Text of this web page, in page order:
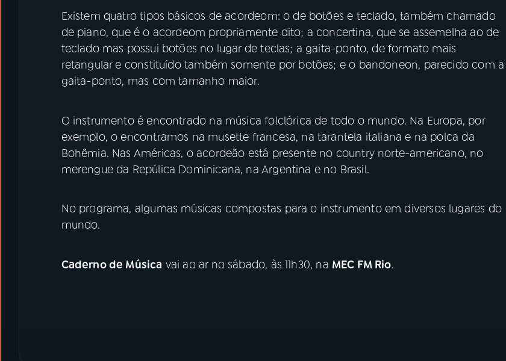
Existem quatro tipos básicos de acordeom: o de botões e teclado, também chamado
de piano, que é o acordeom propriamente dito; a concertina, que se assemelha ao de
teclado mas possui botões no lugar de teclas; a gaita-ponto, de formato mais
retangular e constituído também somente por botões; e o bandoneon, parecido com a
gaita-ponto, mas com tamanho maior.
O instrumento é encontrado na música folclórica de todo o mundo. Na Europa, por
exemplo, o encontramos na musette francesa, na tarantela italiana e na polca da
Bohêmia. Nas Américas, o acordeão está presente no country norte-americano, no
merengue da Repúlica Dominicana, na Argentina e no Brasil.
No programa, algumas músicas compostas para o instrumento em diversos lugares do
mundo.
Caderno de Música vai ao ar no sábado, às 11h30, na MEC FM Rio.